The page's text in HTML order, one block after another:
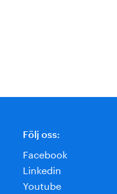
Följ oss:
Facebook
Linkedin
Youtube